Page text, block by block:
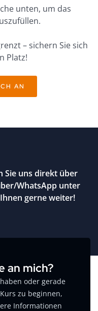
unten, um das
– sichern Sie sich
Platz!
AN
Sie uns direkt über
WhatsApp unter
gerne weiter!
an mich?
oder gerade
zu beginnen,
Informationen